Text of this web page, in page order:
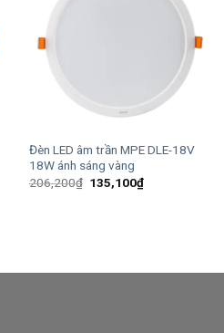
Đèn LED âm trần MPE DLE-18V
18W ánh sáng vàng
206,200₫ Giá
135,100₫Giá
hiện